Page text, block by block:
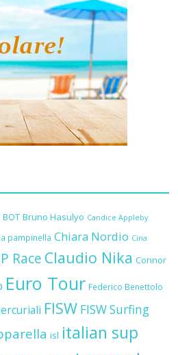
BOT Bruno Hasulyo Candice Appleby
pampinella Chiara Nordio Cina
Race Claudio Nika Connor
Euro Tour Federico Benettolo
FISW FISW Surfing
isl italian sup